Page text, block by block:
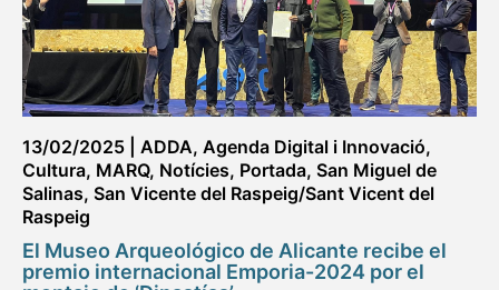
13/02/2025 ADDA, Agenda Digital i Innovació,
Cultura, MARQ, Notícies, Portada, San Miguel de
Salinas, San Vicente del Raspeig/Sant Vicent del
Raspeig
El Museo Arqueológico de Alicante recibe el
premio internacional Emporia-2024 por el